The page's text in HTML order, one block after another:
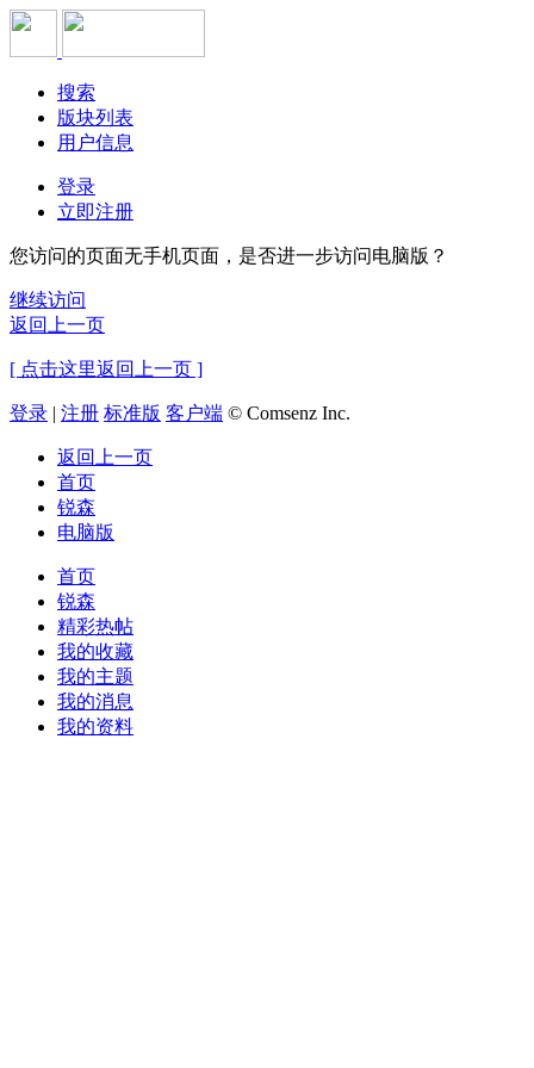
搜索
版块列表
用户信息
登录
立即注册
您访问的页面无手机页面，是否进一步访问电脑版？
继续访问
返回上一页
[ 点击这里返回上一页 ]
登录 | 注册 标准版 客户端 © Comsenz Inc.
返回上一页
首页
锐森
电脑版
首页
锐森
精彩热帖
我的收藏
我的主题
我的消息
我的资料